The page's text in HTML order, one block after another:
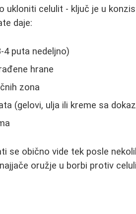
ukloniti celulit - ključ je u
daje:
puta nedeljno)
hrane
zona
(gelovi, ulja ili kreme sa
se obično vide tek posle
oružje u borbi protiv